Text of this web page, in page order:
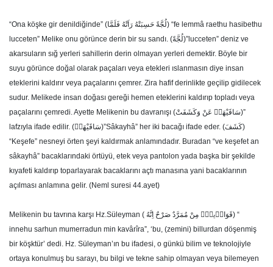
“Ona köşke gir denildiğinde” (لُجَّةً حَسِبَتْهُ رَاَتْهُ فَلَمَّا) “fe lemmâ raethu hasibethu
lucceten” Melike onu görünce derin bir su sandı. (لُجَّةً)”lucceten” deniz ve
akarsuların sığ yerleri sahillerin derin olmayan yerleri demektir. Böyle bir
suyu görünce doğal olarak paçaları veya etekleri ıslanmasın diye insan
eteklerini kaldırır veya paçalarını çemrer. Zira hafif derinlikte geçilip gidilecek
sudur. Melikede insan doğası gereği hemen eteklerini kaldırıp topladı veya
paçalarını çemredi. Ayette Melikenin bu davranışı (سَاقَيْهَاۜ عَنْ وَكَشَفَتْ)”
lafzıyla ifade edilir. (سَاقَيْهَاۜ)”Sâkayhâ” her iki bacağı ifade eder. (كَشَفَ)
“Keşefe” nesneyi örten şeyi kaldırmak anlamındadır. Buradan “ve keşefet an
sâkayhâ” bacaklarındaki örtüyü, etek veya pantolon yada başka bir şekilde
kıyafeti kaldırıp toparlayarak bacaklarını açtı manasına yani bacaklarının
açılması anlamına gelir. (Neml suresi 44.ayet)
Melikenin bu tavrına karşı Hz.Süleyman ( قَوَار۪يرَۜ مِنْ مُمَرَّدٌ صَرْحٌ اِنَّهُ) “
innehu sarhun mumerradun min kavârîra”, ‘bu, (zemini) billurdan döşenmiş
bir köşktür’ dedi. Hz. Süleyman’ın bu ifadesi, o günkü bilim ve teknolojiyle
ortaya konulmuş bu sarayı, bu bilgi ve tekne sahip olmayan veya bilemeyen